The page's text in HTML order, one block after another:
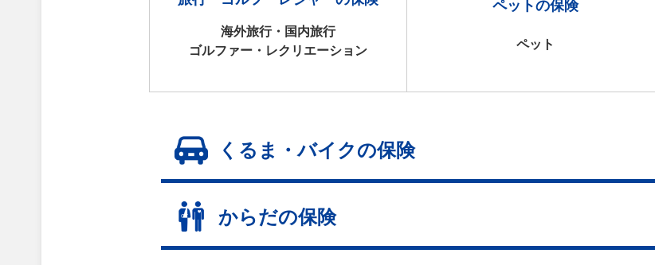
海外旅行・国内旅行
ゴルファー・レクリエーション
ペットの保険
ペット
くるま・バイクの保険
からだの保険